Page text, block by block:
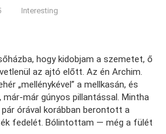
Interesting
hogy kidobjam a szemetet, ő
az ajtó előtt. Az én Archim.
„mellénykével” a mellkasán, és
már gúnyos pillantással. Mintha
órával korábban berontott a
fedelét. Bólintottam — még a fülét